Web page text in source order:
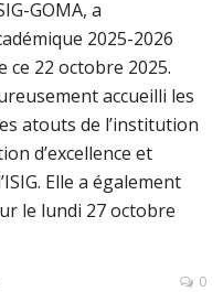
GOMA, a
2025-2026
ce 22 octobre 2025.
accueilli les
atouts de l’institution
d’excellence et
Elle a également
le lundi 27 octobre
0